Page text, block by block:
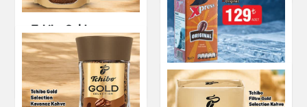
Tchibo Gold
Selection Paket
Kahve 75 g
Çay & Kahve & Şeker
NESCAFÉ XPRESS 1
L Original